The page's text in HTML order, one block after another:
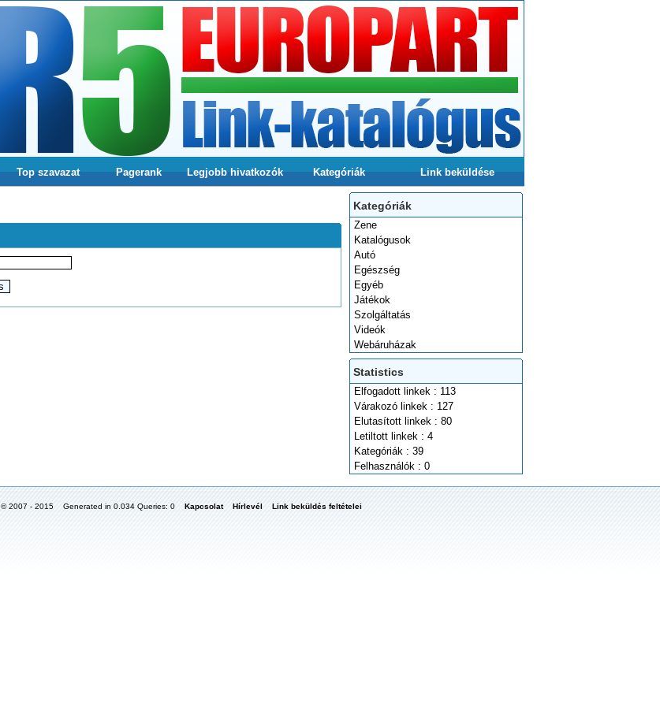
Top szavazat Pagerank Legjobb hivatkozók Kategóriák Link beküldése
Kategóriák
Zene
Katalógusok
Autó
Egészség
Egyéb
Játékok
Szolgáltatás
Videók
Webáruházak
Statistics
Elfogadott linkek : 113
Várakozó linkek : 127
Elutasított linkek : 80
Letiltott linkek : 4
Kategóriák : 39
Felhasználók : 0
© 2007 - 2015 Generated in 0.034 Queries: 0 Kapcsolat Hírlevél Link beküldés feltételei